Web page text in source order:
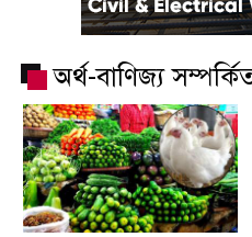
অর্থ-বাণিজ্য